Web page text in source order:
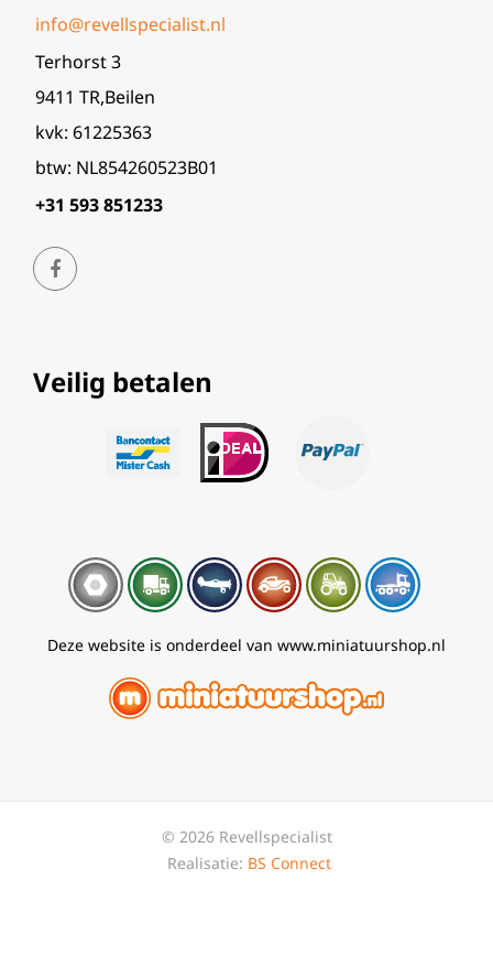
info@revellspecialist.nl
Terhorst 3
9411 TR,Beilen
kvk: 61225363
btw: NL854260523B01
+31 593 851233
Veilig betalen
Deze website is onderdeel van www.miniatuurshop.nl
© 2026 Revellspecialist
Realisatie: BS Connect